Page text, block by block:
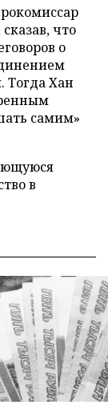
что
о
Тогда Хан
самим»
в